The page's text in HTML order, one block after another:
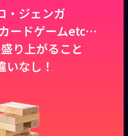
・ジェンガ
ードゲームetc…
り上がること
いなし！